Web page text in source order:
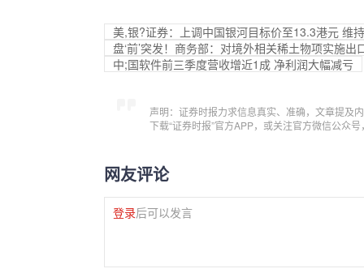
美,银?证券：上调中国银河目标价至13.3港元 维
盘‘前’突发！商务部：对境外相关稀土物项实施出
中;国软件前三季度营收增近1成 净利润大幅减亏
声明：证券时报力求信息真实、准确，文章提及
下载“证券时报”官方APP，或关注官方微信公众
网友评论
登录后可以发言